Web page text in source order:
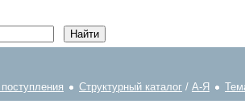
Структурный каталог / А-Я